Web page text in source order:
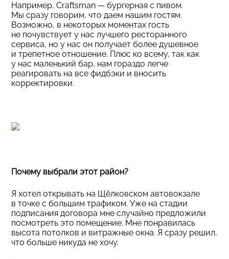
Например, Craftsman — бургерная с пивом.
Мы сразу говорим, что даем нашим гостям.
Возможно, в некоторых моментах гость
не почувствует у нас лучшего ресторанного
сервиса, но у нас он получает более душевное
и трепетное отношение. Плюс ко всему, так как
у нас маленький бар, нам гораздо легче
реагировать на все фидбэки и вносить
корректировки.
Почему выбрали этот район?
Я хотел открывать на Щёлковском автовокзале
в точке с большим трафиком. Уже на стадии
подписания договора мне случайно предложили
посмотреть это помещение. Мне понравилась
высота потолков и витражные окна. Я сразу решил,
что больше никуда не хочу.